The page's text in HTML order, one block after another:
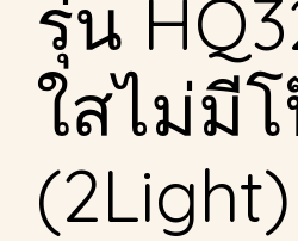
รุ่น
ใสไม่มี
(2Light)